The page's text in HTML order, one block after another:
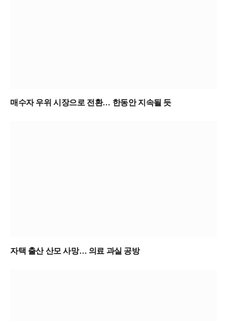
매수자 우위 시장으로 전환… 한동안 지속될 듯
자택 출산 산모 사망… 의료 과실 공방